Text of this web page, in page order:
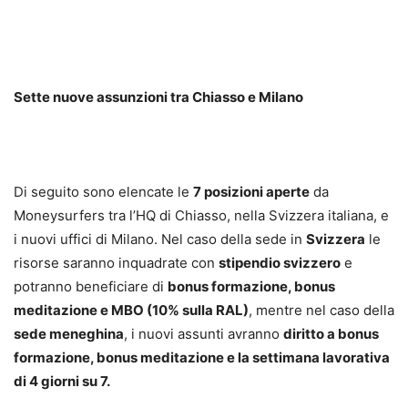
Sette nuove assunzioni tra Chiasso e Milano
Di seguito sono elencate le 7 posizioni aperte da
Moneysurfers tra l’HQ di Chiasso, nella Svizzera italiana, e
i nuovi uffici di Milano. Nel caso della sede in Svizzera le
risorse saranno inquadrate con stipendio svizzero e
potranno beneficiare di bonus formazione, bonus
meditazione e MBO (10% sulla RAL), mentre nel caso della
sede meneghina, i nuovi assunti avranno diritto a bonus
formazione, bonus meditazione e la settimana lavorativa
di 4 giorni su 7.